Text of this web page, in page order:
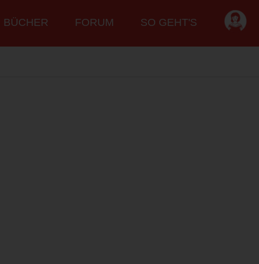
BÜCHER FORUM SO GEHT'S